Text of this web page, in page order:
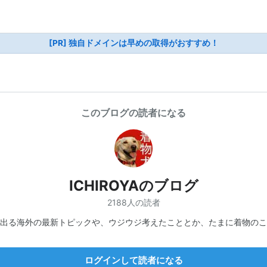
[PR] 独自ドメインは早めの取得がおすすめ！
このブログの読者になる
ICHIROYAのブログ
2188人の読者
る海外の最新トピックや、ウジウジ考えたこととか、たまに着物
ログインして読者になる